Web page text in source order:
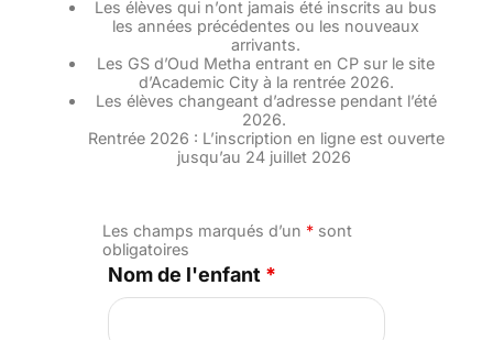
Les élèves qui n’ont jamais été inscrits au bus
les années précédentes ou les nouveaux
arrivants.
Les GS d’Oud Metha entrant en CP sur le site
d’Academic City à la rentrée 2026.
Les élèves changeant d’adresse pendant l’été
2026.
Rentrée 2026 : L’inscription en ligne est ouverte
jusqu’au 24 juillet 2026
Les champs marqués d’un *sont
obligatoires
Nom de l'enfant *